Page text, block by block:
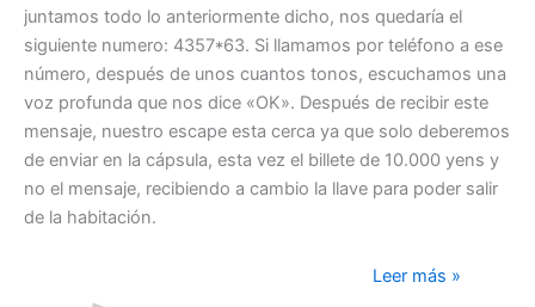
juntamos todo lo anteriormente dicho, nos quedaría el
siguiente numero: 4357*63. Si llamamos por teléfono a ese
número, después de unos cuantos tonos, escuchamos una
voz profunda que nos dice «OK». Después de recibir este
mensaje, nuestro escape esta cerca ya que solo deberemos
de enviar en la cápsula, esta vez el billete de 10.000 yens y
no el mensaje, recibiendo a cambio la llave para poder salir
de la habitación.
The
Leer más »